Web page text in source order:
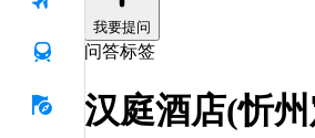
我要提问
问答标签
汉庭酒店(忻